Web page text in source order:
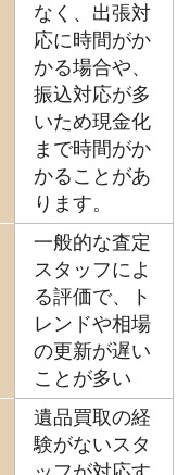
なく、出張対
応に時間がか
かる場合や、
振込対応が多
いため現金化
まで時間がか
かることがあ
ります。
一般的な査定
スタッフによ
る評価で、ト
レンドや相場
の更新が遅い
ことが多い
遺品買取の経
験がないスタ